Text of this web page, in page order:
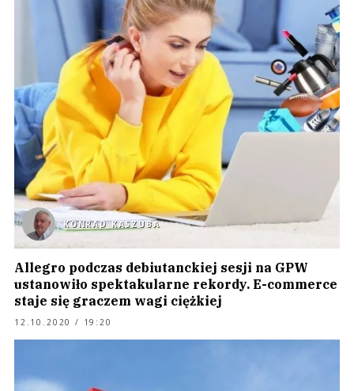
KONRAD KASZUBA
Allegro podczas debiutanckiej sesji na GPW
ustanowiło spektakularne rekordy. E-commerce
staje się graczem wagi ciężkiej
12.10.2020 / 19:20